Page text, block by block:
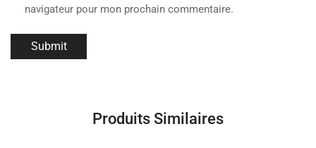
navigateur pour mon prochain commentaire.
Produits Similaires